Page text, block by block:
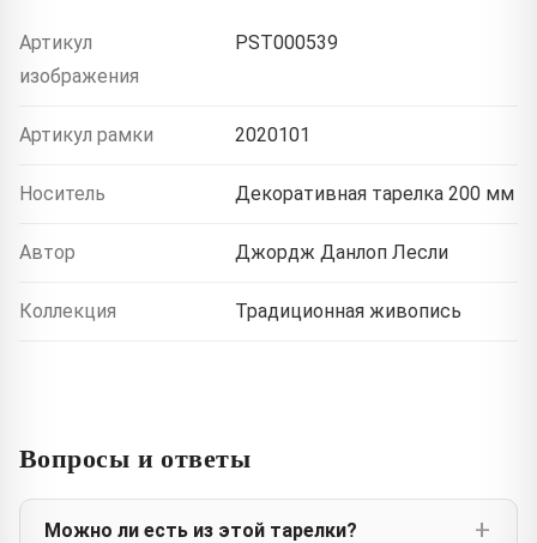
Артикул
изображения
PST000539
Артикул рамки 2020101
Носитель Декоративная тарелка 200 мм
Автор Джордж Данлоп Лесли
Коллекция Традиционная живопись
Вопросы и ответы
Можно ли есть из этой тарелки?